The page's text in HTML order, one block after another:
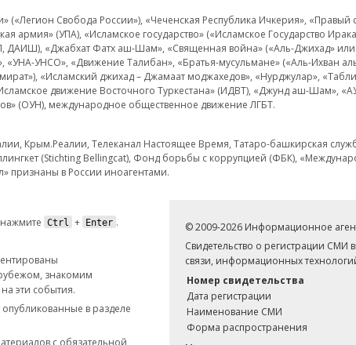
Свобода России»), «Чеченская Республика Ичкерия», «Правый
армия» (УПА), «Исламское государство» («Исламское Государство
ДАИШ), «Джабхат Фатх аш-Шам», «Священная война» («Аль-Джихад» или
УНСО», «Движение Талибан», «Братья-мусульмане» («Аль-Ихван
«Исламский джихад – Джамаат моджахедов», «Нурджулар»,
движение Восточного Туркестана» (ИДВТ), «Джунд аш-Шам»,
(ОУН), международное общественное движение ЛГБТ.
Крым.Реалии, Телеканал Настоящее Время, Татаро-башкирская
(Stichting Bellingcat), Фонд борьбы с коррупцией (ФБК),
признаны в России иноагентами.
Ctrl + Enter .
знакомим
эти события.
опубликованные в разделе
с обязательной
© 2009-2026 Информационное
Свидетельство о регистрации
связи, информационных
Номер свидетельства
Дата регистрации
Наименование СМИ
Форма распространения